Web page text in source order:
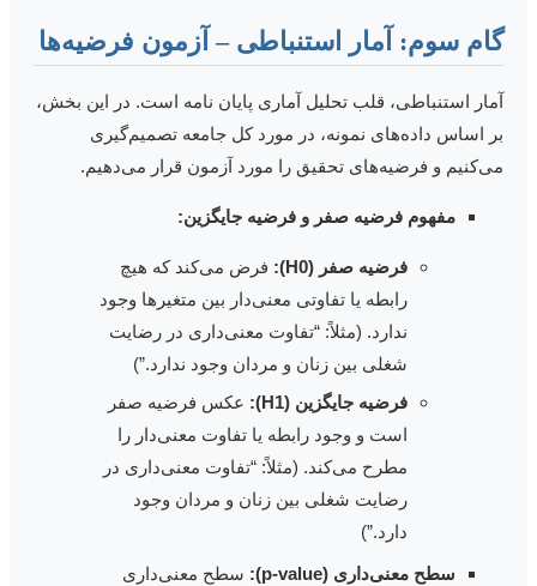
سوم: آمار استنباطی – آزمون فرضیه‌ها
استنباطی، قلب تحلیل آماری پایان نامه است. در این بخش،
اساس داده‌های نمونه، در مورد کل جامعه تصمیم‌گیری
و فرضیه‌های تحقیق را مورد آزمون قرار می‌دهیم.
مفهوم فرضیه صفر و فرضیه جایگزین:
فرضیه صفر (H0):
فرض می‌کند که هیچ
رابطه یا تفاوتی معنی‌دار بین متغیرها وجود
ندارد. (مثلاً: “تفاوت معنی‌داری در رضایت
شغلی بین زنان و مردان وجود ندارد.”)
فرضیه جایگزین (H1):
عکس فرضیه صفر
است و وجود رابطه یا تفاوت معنی‌دار را
مطرح می‌کند. (مثلاً: “تفاوت معنی‌داری در
رضایت شغلی بین زنان و مردان وجود
دارد.”)
سطح معنی‌داری (p-value):
سطح معنی‌داری